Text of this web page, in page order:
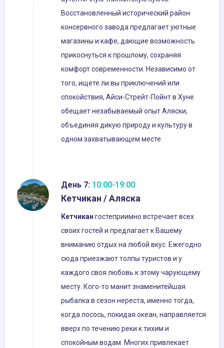
Восстановленный исторический район
консервного завода предлагает уютные
магазины и кафе, дающие возможность
прикоснуться к прошлому, сохраняя
комфорт современности. Независимо от
того, ищете ли вы приключений или
спокойствия, Айси-Стрейт-Пойнт в Хуне
обещает незабываемый опыт Аляски,
объединяя дикую природу и культуру в
одном захватывающем месте.
День 7: 10:00-19:00
Кетчикан / Аляска
Кетчикан гостеприимно встречает всех
своих гостей и предлагает к Вашему
вниманию отдых на любой вкус. Ежегодно
сюда приезжают толпы туристов и у
каждого своя любовь к этому чарующему
месту. Кого-то манит знаменитейшая
рыбалка в сезон нереста, именно тогда,
когда лосось, покидая океан, направляется
вверх по течению реки к тихим и
спокойным водам. Многих привлекает